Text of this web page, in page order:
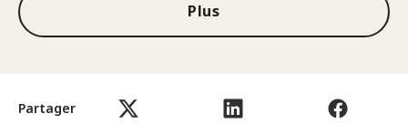
Partager
Plus